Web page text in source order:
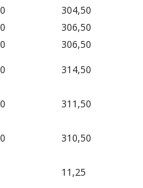
304,50
306,50
306,50
314,50
311,50
310,50
11,25